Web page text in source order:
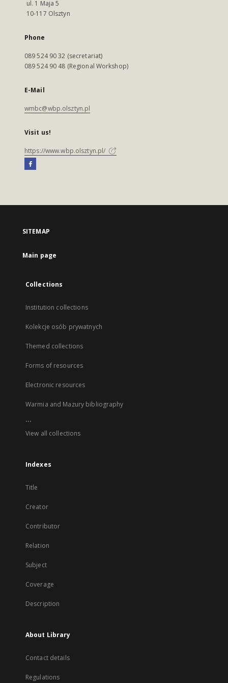
ul. 1 Maja 5
10-117 Olsztyn
Phone
089 524 90 32 (secretariat)
089 524 90 48 (Regional Workshop)
E-Mail
wmbc@wbp.olsztyn.pl
Visit us!
https://www.wbp.olsztyn.pl/
SITEMAP
Main page
Collections
Institution collections
Kolekcje osób prywatnych
Themed collections
Forms of resources
Electronic resources
Warmia and Mazury bibliography
...
View all collections
Indexes
Title
Creator
Contributor
Relation
Subject
Coverage
Description
About Library
Contact details
Regulations